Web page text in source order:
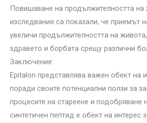
Повишаване на продължителността на
изследвания са показали, че приемът
увеличи продължителността на
здравето и борбата срещу различни
Заключение:
Epitalon представлява важен обект на
поради своите потенциални ползи за
процесите на стареене и подобряване
синтетичен пептид е обект на интерес